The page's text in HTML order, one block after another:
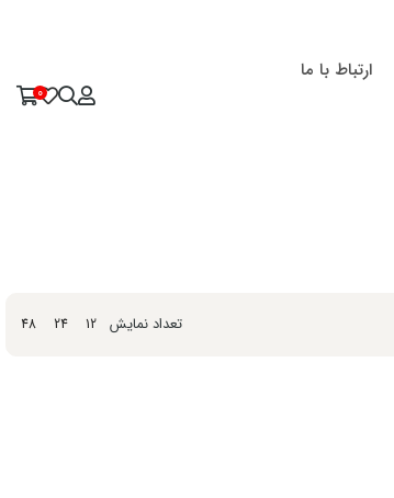
ارتباط با ما
0
تعداد نمایش 12
24
48